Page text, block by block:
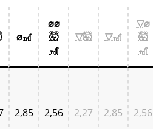
⌀🎢
⌀⌀
🤯
🎢
▽🤯 ▽🎢
▽⌀
🤯
🎢
2,85 2,56 2,27 2,85 2,56